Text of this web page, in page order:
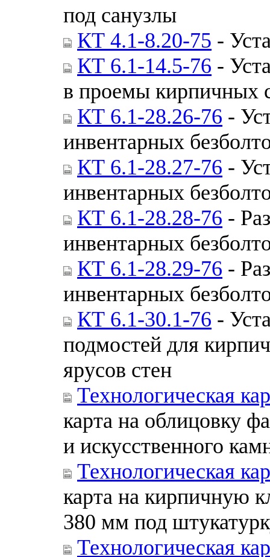
под санузлы
КТ 4.1-8.20-75 -
КТ 6.1-14.5-76 -
в проемы кирпичных
КТ 6.1-28.26-76 -
инвентарных
КТ 6.1-28.27-76 -
инвентарных
КТ 6.1-28.28-76 -
инвентарных
КТ 6.1-28.29-76 -
инвентарных
КТ 6.1-30.1-76 -
подмостей для
ярусов стен
Технологическая
карта на облицовку
и искусственного
Технологическая
карта на кирпичную
380 мм под
Технологическая